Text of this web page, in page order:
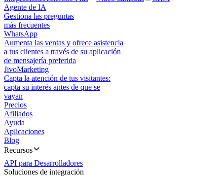
Agente de IA
Gestiona las preguntas
más frecuentes
WhatsApp
Aumenta las ventas y ofrece asistencia
a tus clientes a través de su aplicación
de mensajería preferida
JivoMarketing
Capta la atención de tus visitantes:
capta su interés antes de que se
vayan
Precios
Afiliados
Ayuda
Aplicaciones
Blog
Recursos
API para Desarrolladores
Soluciones de integración